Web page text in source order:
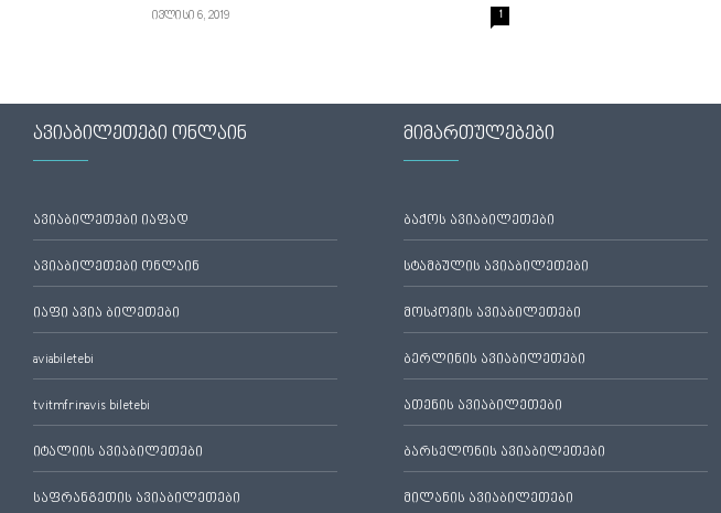
ივლისი 6, 2019 1
ავიაბილეთები ონლაინ
ავიაბილეთები იაფად
ავიაბილეთები ონლაინ
იაფი ავია ბილეთები
aviabiletebi
tvitmfrinavis biletebi
იტალიის ავიაბილეთები
საფრანგეთის ავიაბილეთები
მიმართულებები
ბაქოს ავიაბილეთები
სტამბულის ავიაბილეთები
მოსკოვის ავიაბილეთები
ბერლინის ავიაბილეთები
ათენის ავიაბილეთები
ბარსელონის ავიაბილეთები
მილანის ავიაბილეთები